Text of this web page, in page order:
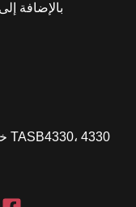
بالإضافة